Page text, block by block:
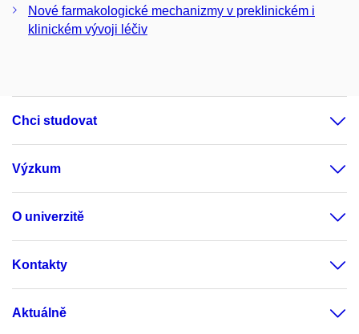
Nové farmakologické mechanizmy v preklinickém i
klinickém vývoji léčiv
Chci studovat
Výzkum
O univerzitě
Kontakty
Aktuálně